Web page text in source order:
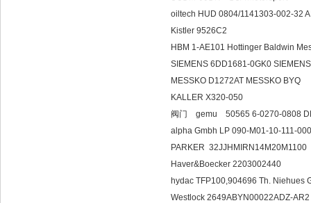
oiltech HUD 0804/1141303-002-32
Kistler 9526C2
HBM 1-AE101 Hottinger Baldwin
SIEMENS 6DD1681-0GK0
MESSKO D1272AT MESSKO BYQ
KALLER X320-050
阀门 gemu 50565 6-0270-0808
alpha Gmbh LP 090-M01-10-111-000
PARKER 32JJHMIRN14M20M1100
Haver&Boecker 2203002440
hydac TFP100,904696 Th. Niehues
Westlock 2649ABYN00022ADZ-AR2